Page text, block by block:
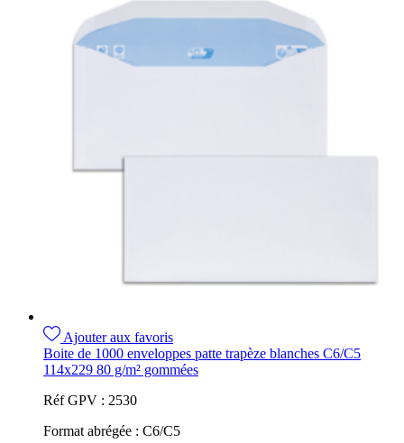
Ajouter aux favoris
Boite de 1000 enveloppes patte trapèze blanches C6/C5
114x229 80 g/m² gommées
Réf GPV : 2530
Format abrégée : C6/C5